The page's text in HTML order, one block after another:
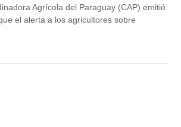
Agrícola del Paraguay (CAP) emitió
el alerta a los agricultores sobre